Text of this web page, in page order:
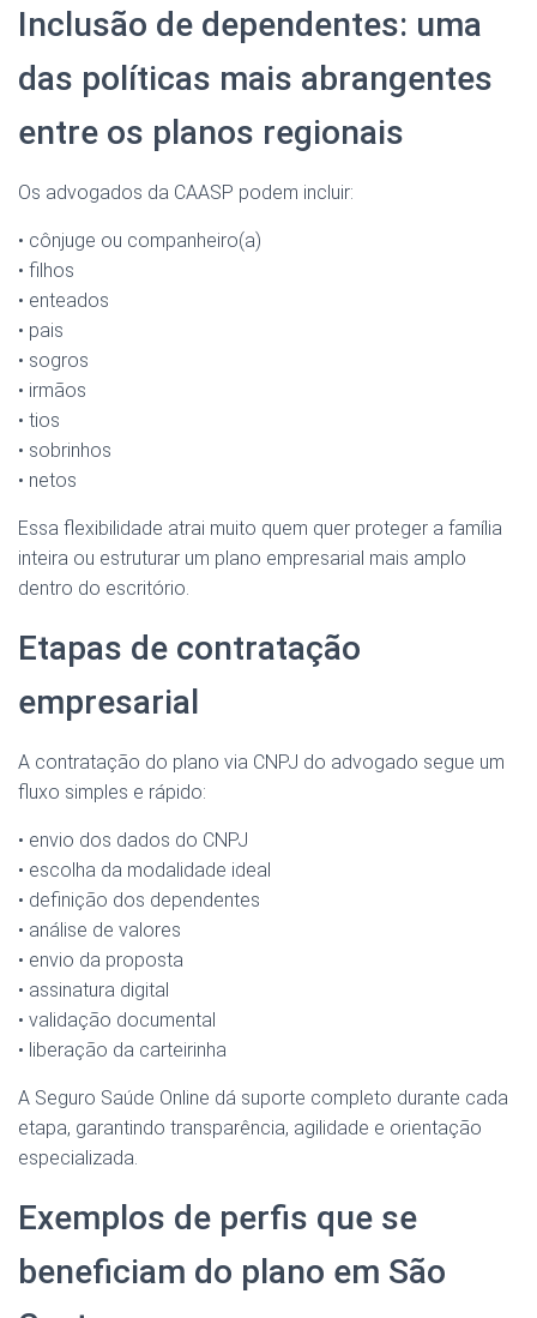
Inclusão de dependentes: uma
das políticas mais abrangentes
entre os planos regionais
Os advogados da CAASP podem incluir:
• cônjuge ou companheiro(a)
• filhos
• enteados
• pais
• sogros
• irmãos
• tios
• sobrinhos
• netos
Essa flexibilidade atrai muito quem quer proteger a família
inteira ou estruturar um plano empresarial mais amplo
dentro do escritório.
Etapas de contratação
empresarial
A contratação do plano via CNPJ do advogado segue um
fluxo simples e rápido:
• envio dos dados do CNPJ
• escolha da modalidade ideal
• definição dos dependentes
• análise de valores
• envio da proposta
• assinatura digital
• validação documental
• liberação da carteirinha
A Seguro Saúde Online dá suporte completo durante cada
etapa, garantindo transparência, agilidade e orientação
especializada.
Exemplos de perfis que se
beneficiam do plano em São